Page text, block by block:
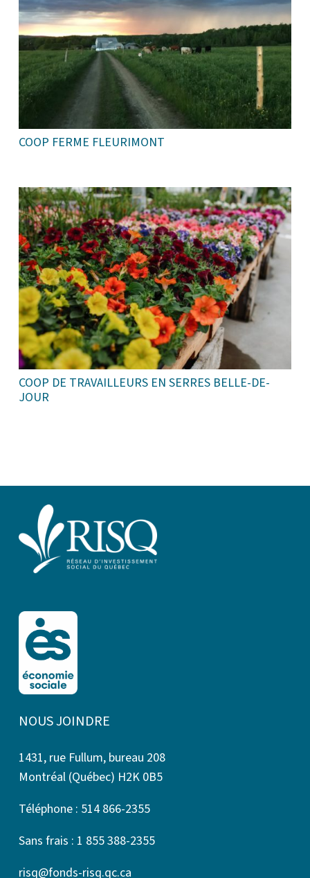
COOP FERME FLEURIMONT
COOP DE TRAVAILLEURS EN SERRES BELLE-DE-
JOUR
NOUS JOINDRE
1431, rue Fullum, bureau 208
Montréal (Québec) H2K 0B5
Téléphone : 514 866-2355
Sans frais : 1 855 388-2355
risq@fonds-risq.qc.ca